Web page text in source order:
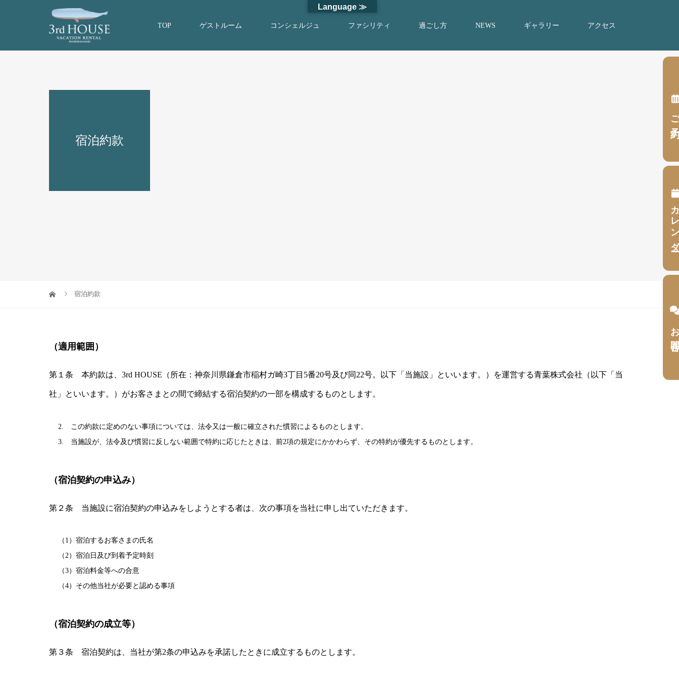
TOP ゲストルーム コンシェルジュ ファシリティ 過ごし方 NEWS ギャラリー アクセス
ご
カレ
お
宿泊約款
宿泊約款
（適用範囲）
第１条 本約款は、3rd HOUSE（所在：神奈川県鎌倉市稲村ガ崎3丁目5番20号及び同22号。以下「当施設」といいます。）を運営する青葉株式会社（以下「当
社」といいます。）がお客さまとの間で締結する宿泊契約の一部を構成するものとします。
2. この約款に定めのない事項については、法令又は一般に確立された慣習によるものとします。
3. 当施設が、法令及び慣習に反しない範囲で特約に応じたときは、前2項の規定にかかわらず、その特約が優先するものとします。
（宿泊契約の申込み）
第２条 当施設に宿泊契約の申込みをしようとする者は、次の事項を当社に申し出ていただきます。
（1）宿泊するお客さまの氏名
（2）宿泊日及び到着予定時刻
（3）宿泊料金等への合意
（4）その他当社が必要と認める事項
（宿泊契約の成立等）
第３条 宿泊契約は、当社が第2条の申込みを承諾したときに成立するものとします。
Language ≫